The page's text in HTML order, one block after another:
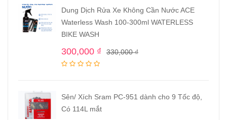
Dung Dịch Rửa Xe Không Cần Nước ACE
Waterless Wash 100-300ml WATERLESS
BIKE WASH
330,000₫
300,000 ₫
Sên/ Xích Sram PC-951 dành cho 9 Tốc độ,
Có 114L mắt